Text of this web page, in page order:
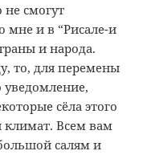
смогут
мне и в “Рисале-и
и народа.
то, для перемены
сёла этого
Всем вам
салям и